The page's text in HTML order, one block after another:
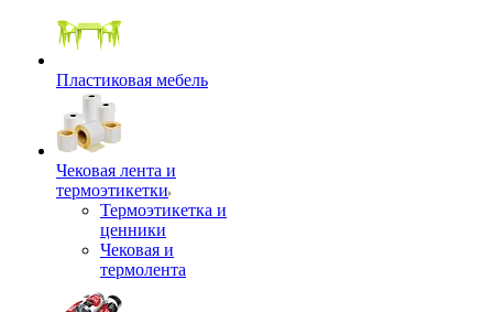
Пластиковая мебель
Чековая лента и
термоэтикетки
Термоэтикетка и
ценники
Чековая и
термолента